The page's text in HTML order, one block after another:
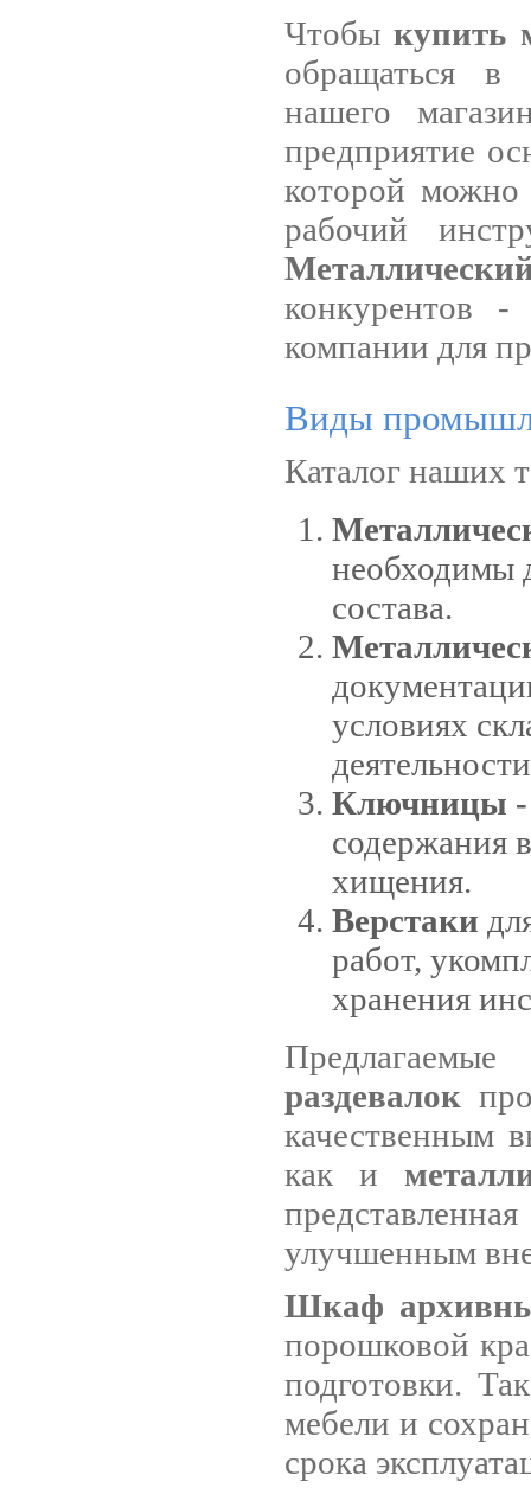
Чтобыкупить
обращаться
нашего
предприятие
которой можно
рабочий
конкурентов
компании для
Виды
Каталог наших
необходимы
состава.
условиях
Ключницы
содержания
хищения.
Верстаки
работ,
хранения
раздевалок
качественным
как и
улучшенным
Шкаф
порошковой
подготовки.
мебели и
срока